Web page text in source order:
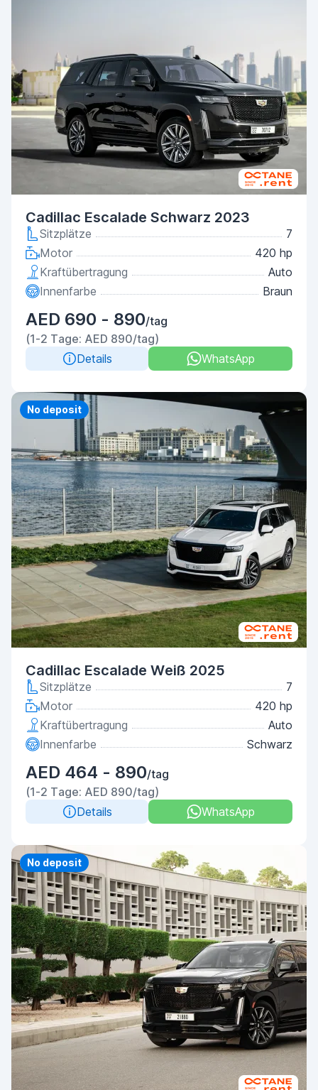
Cadillac Escalade Schwarz 2023
Sitzplätze
7
Motor
420 hp
Kraftübertragung
Auto
Innenfarbe
Braun
AED 690 - 890/tag
(1-2 Tage: AED 890/tag)
Details
WhatsApp
Priority
No deposit
Cadillac Escalade Weiß 2025
Sitzplätze
7
Motor
420 hp
Kraftübertragung
Auto
Innenfarbe
Schwarz
AED 464 - 890/tag
(1-2 Tage: AED 890/tag)
Details
WhatsApp
Priority
No deposit